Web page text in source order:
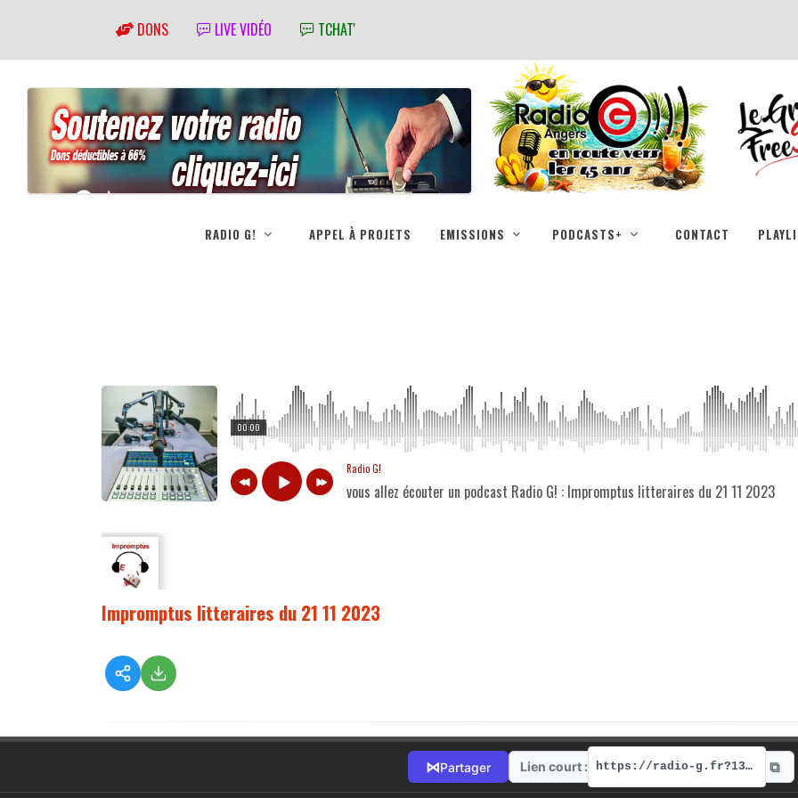
DONS LIVE VIDÉO TCHAT'
RADIO G! APPEL À PROJETS EMISSIONS PODCASTS+ CONTACT
00:00
Radio G!
vous allez écouter un podcast Radio G! : Impromptus litteraires du 21 11 2023
Impromptus litteraires du 21 11 2023
⋈Partager Lien court : https://radio-g.fr?13239 ⧉